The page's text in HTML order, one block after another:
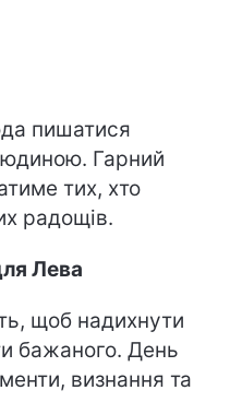
пишатися
Гарний
тих, хто
радощів.
Лева
щоб надихнути
бажаного. День
визнання та